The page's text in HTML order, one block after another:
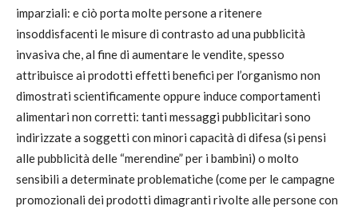
imparziali: e ciò porta molte persone a ritenere
insoddisfacenti le misure di contrasto ad una pubblicità
invasiva che, al fine di aumentare le vendite, spesso
attribuisce ai prodotti effetti benefici per l’organismo non
dimostrati scientificamente oppure induce comportamenti
alimentari non corretti: tanti messaggi pubblicitari sono
indirizzate a soggetti con minori capacità di difesa (si pensi
alle pubblicità delle “merendine” per i bambini) o molto
sensibili a determinate problematiche (come per le campagne
promozionali dei prodotti dimagranti rivolte alle persone con